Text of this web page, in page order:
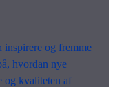
inspirere og fremme
hvordan nye
og kvaliteten af